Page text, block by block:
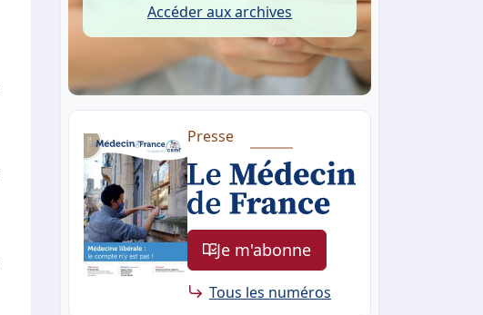
Accéder aux archives
Presse
Je m'abonne
Tous les numéros